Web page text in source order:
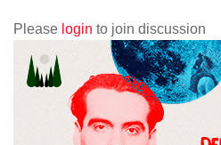
Please login to join discussion